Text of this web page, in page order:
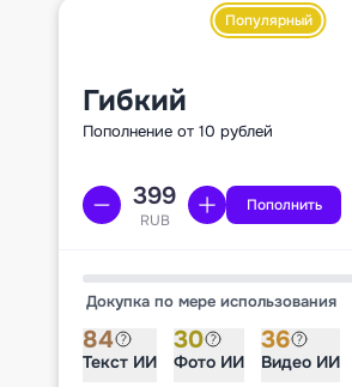
Популярный
Гибкий
Пополнение от 10 рублей
RUB
Пополнить
Докупка по мере использования
84
Текст ИИ
30
Фото ИИ
36
Видео ИИ